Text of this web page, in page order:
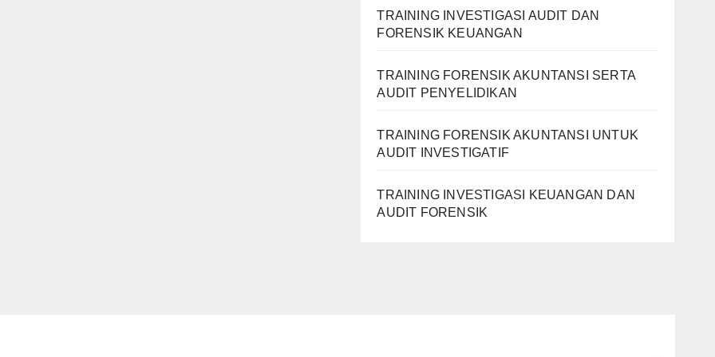
TRAINING INVESTIGASI AUDIT DAN
FORENSIK KEUANGAN
TRAINING FORENSIK AKUNTANSI SERTA
AUDIT PENYELIDIKAN
TRAINING FORENSIK AKUNTANSI UNTUK
AUDIT INVESTIGATIF
TRAINING INVESTIGASI KEUANGAN DAN
AUDIT FORENSIK